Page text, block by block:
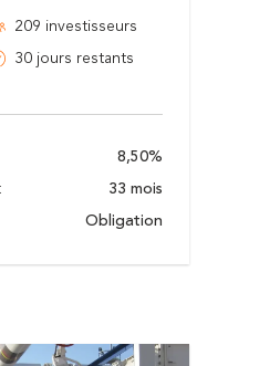
209 investisseurs
30 jours restants
8,50%
33 mois
Obligation